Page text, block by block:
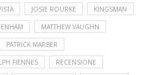
JOSIE ROURKE KINGSMAN
MATTHEW VAUGHN
PATRICK MARBER
FIENNES RECENSIONE